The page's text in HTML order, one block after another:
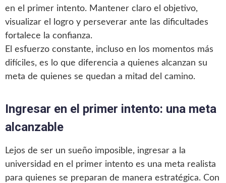
en el primer intento. Mantener claro el objetivo,
visualizar el logro y perseverar ante las dificultades
fortalece la confianza.
El esfuerzo constante, incluso en los momentos más
difíciles, es lo que diferencia a quienes alcanzan su
meta de quienes se quedan a mitad del camino.
Ingresar en el primer intento: una meta
alcanzable
Lejos de ser un sueño imposible, ingresar a la
universidad en el primer intento es una meta realista
para quienes se preparan de manera estratégica. Con